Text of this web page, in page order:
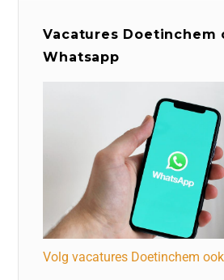
Vacatures Doetinchem
Whatsapp
Volg vacatures Doetinchem